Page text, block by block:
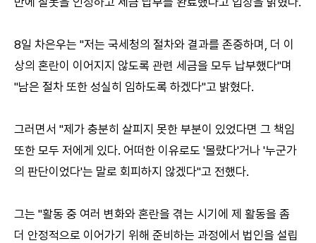
8일 차은우는 "저는 국세청의 절차와 결과를 존중하며, 더 이
상의 혼란이 이어지지 않도록 관련 세금을 모두 납부했다"며
"남은 절차 또한 성실히 임하도록 하겠다"고 밝혔다.
그러면서 "제가 충분히 살피지 못한 부분이 있었다면 그 책임
또한 모두 저에게 있다. 어떠한 이유로도 '몰랐다'거나 '누군가
의 판단이었다'는 말로 회피하지 않겠다"고 전했다.
그는 "활동 중 여러 변화와 혼란을 겪는 시기에 제 활동을 좀
더 안정적으로 이어가기 위해 준비하는 과정에서 법인을 설립